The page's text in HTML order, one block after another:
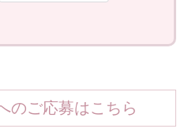
のご応募はこちら